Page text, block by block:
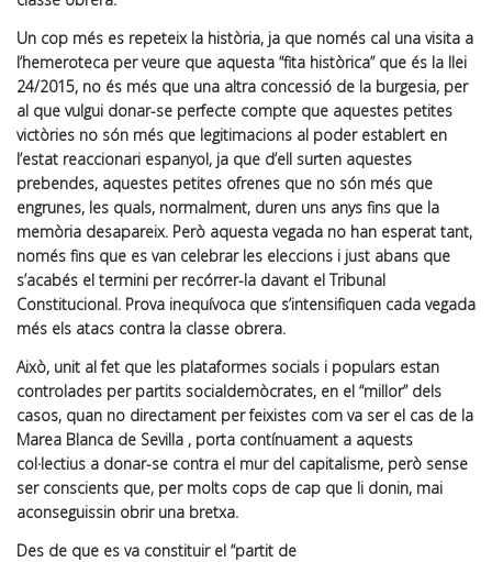
Un cop més es repeteix la història, ja que només cal una visita a
l’hemeroteca per veure que aquesta “fita històrica” que és la llei
24/2015, no és més que una altra concessió de la burgesia, per
al que vulgui donar-se perfecte compte que aquestes petites
victòries no són més que legitimacions al poder establert en
l’estat reaccionari espanyol, ja que d’ell surten aquestes
prebendes, aquestes petites ofrenes que no són més que
engrunes, les quals, normalment, duren uns anys fins que la
memòria desapareix. Però aquesta vegada no han esperat tant,
només fins que es van celebrar les eleccions i just abans que
s’acabés el termini per recórrer-la davant el Tribunal
Constitucional. Prova inequívoca que s’intensifiquen cada vegada
més els atacs contra la classe obrera.
Això, unit al fet que les plataformes socials i populars estan
controlades per partits socialdemòcrates, en el “millor” dels
casos, quan no directament perfeixistes com va ser el cas de la
Marea Blanca de Sevilla , porta contínuament a aquests
col·lectius a donar-se contra el mur del capitalisme, però sense
ser conscients que, per molts cops de cap que li donin, mai
aconseguissin obrir una bretxa.
Des de que es va constituir el “partit de